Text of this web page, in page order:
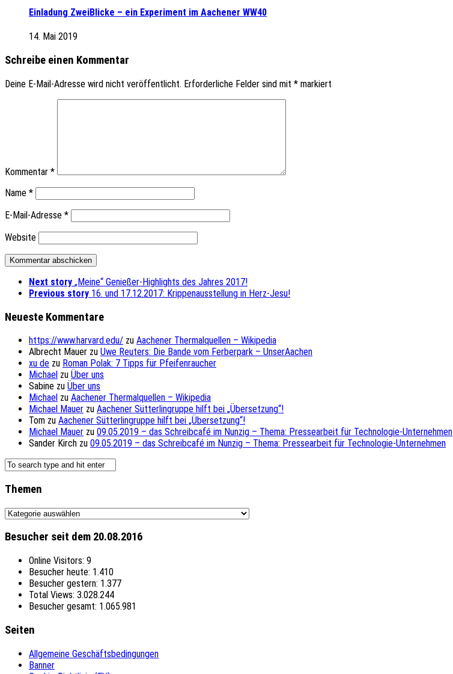
Einladung ZweiBlicke – ein Experiment im Aachener WW40
14. Mai 2019
Schreibe einen Kommentar
Deine E-Mail-Adresse wird nicht veröffentlicht. Erforderliche Felder sind mit * markiert
Kommentar *
Name *
E-Mail-Adresse *
Website
Next story „Meine“ Genießer-Highlights des Jahres 2017!
Previous story 16. und 17.12.2017: Krippenausstellung in Herz-Jesu!
Neueste Kommentare
https://www.harvard.edu/ zu Aachener Thermalquellen – Wikipedia
Albrecht Mauer zu Uwe Reuters: Die Bande vom Ferberpark – UnserAachen
xu de zu Roman Polak: 7 Tipps für Pfeifenraucher
Michael zu Über uns
Sabine zu Über uns
Michael zu Aachener Thermalquellen – Wikipedia
Michael Mauer zu Aachener Sütterlingruppe hilft bei „Übersetzung“!
Tom zu Aachener Sütterlingruppe hilft bei „Übersetzung“!
Michael Mauer zu 09.05.2019 – das Schreibcafé im Nunzig – Thema: Pressearbeit für Technologie-Unternehmen
Sander Kirch zu 09.05.2019 – das Schreibcafé im Nunzig – Thema: Pressearbeit für Technologie-Unternehmen
Themen
Themen
Besucher seit dem 20.08.2016
Online Visitors: 9
Besucher heute: 1.410
Besucher gestern: 1.377
Total Views: 3.028.244
Besucher gesamt: 1.065.981
Seiten
Allgemeine Geschäftsbedingungen
Banner